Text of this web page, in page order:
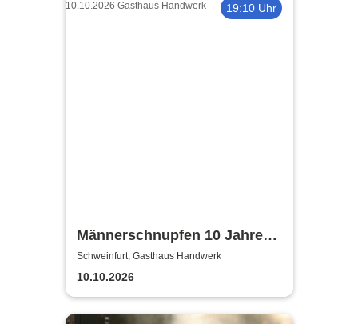
19:10 Uhr
Männerschnupfen 10 Jahre
Jubiläumsshow
Schweinfurt, Gasthaus Handwerk
10.10.2026